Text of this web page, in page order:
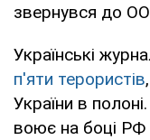
звернувся до
Українські
п'яти терористів
України в
воює на боці РФ